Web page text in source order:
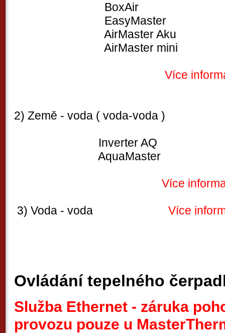
BoxAir
EasyMaster
AirMaster Aku
AirMaster mini
Více
2) Země - voda ( voda-voda )
Inverter AQ
AquaMaster
Více
3) Voda - voda Více
Ovládání tepelného
Služba Ethernet - záruka
provozu pouze u